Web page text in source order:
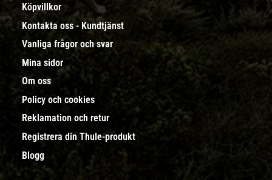
Köpvillkor
Kontakta oss - Kundtjänst
Vanliga frågor och svar
Mina sidor
Om oss
Policy och cookies
Reklamation och retur
Registrera din Thule-produkt
Blogg